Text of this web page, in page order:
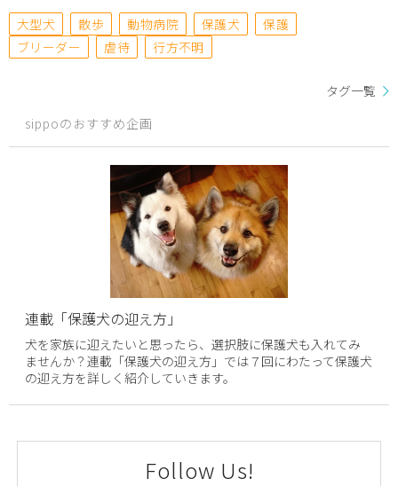
大型犬
散歩 動物病院 保護犬
保護
ブリーダー
虐待 行方不明
タグ一覧
sippoのおすすめ企画
連載「保護犬の迎え方」
犬を家族に迎えたいと思ったら、選択肢に保護犬も入れてみ
ませんか？連載「保護犬の迎え方」では７回にわたって保護犬
の迎え方を詳しく紹介していきます。
Follow Us!